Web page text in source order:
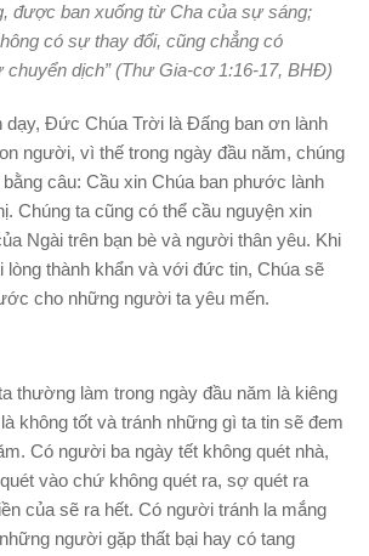
được ban xuống từ Cha của sự sáng;
có sự thay đổi, cũng chẳng có
chuyển dịch” (Thư Gia-cơ 1:16-17, BHĐ)
dạy, Ðức Chúa Trời là Ðấng ban ơn lành
người, vì thế trong ngày đầu năm, chúng
câu: Cầu xin Chúa ban phước lành
Chúng ta cũng có thể cầu nguyện xin
Ngài trên bạn bè và người thân yêu. Khi
lòng thành khẩn và với đức tin, Chúa sẽ
cho những người ta yêu mến.
thường làm trong ngày đầu năm là kiêng
không tốt và tránh những gì ta tin sẽ đem
Có người ba ngày tết không quét nhà,
vào chứ không quét ra, sợ quét ra
của sẽ ra hết. Có người tránh la mắng
người gặp thất bại hay có tang